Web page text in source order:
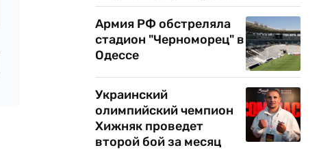
Армия РФ обстреляла
стадион "Черноморец" в
Одессе
Украинский
олимпийский чемпион
Хижняк проведет
второй бой за месяц